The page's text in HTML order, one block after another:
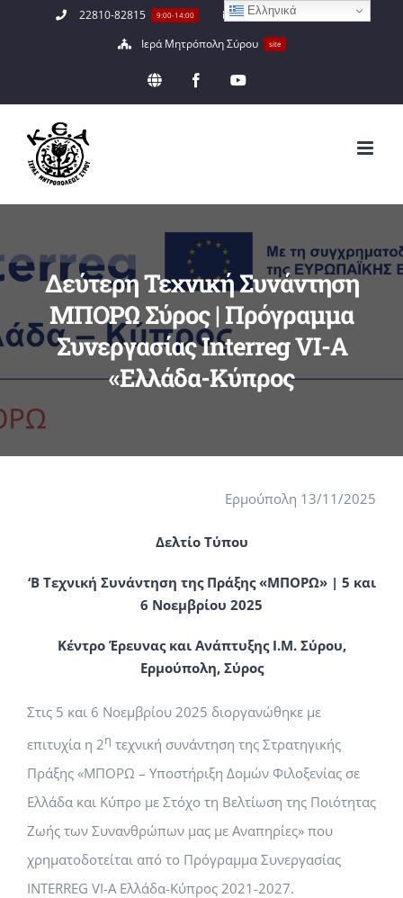
Μετάβαση
22810-82815 9:00-14:00
info@keaimsyrou.gr
Ιερά Μητρόπολη Σύρου
site
EN FacebookYouTube
Δεύτερη Τεχνική Συνάντηση
ΜΠΟΡΩ Σύρος | Πρόγραμμα
Συνεργασίας Interreg VI-A
«Ελλάδα-Κύπρος
Ερμούπολη 13/11/2025
Δελτίο Τύπου
‘Β Τεχνική Συνάντηση της Πράξης «ΜΠΟΡΩ» | 5 και
6 Νοεμβρίου 2025
Κέντρο Έρευνας και Ανάπτυξης Ι.Μ. Σύρου,
Ερμούπολη, Σύρος
Στις 5 και 6 Νοεμβρίου 2025 διοργανώθηκε με
επιτυχία η 2η τεχνική συνάντηση της Στρατηγικής
Πράξης «ΜΠΟΡΩ – Υποστήριξη Δομών Φιλοξενίας σε
Ελλάδα και Κύπρο με Στόχο τη Βελτίωση της Ποιότητας
Ζωής των Συνανθρώπων μας με Αναπηρίες» που
χρηματοδοτείται από το Πρόγραμμα Συνεργασίας
INTERREG VI-A Ελλάδα-Κύπρος 2021-2027.
Ελληνικά